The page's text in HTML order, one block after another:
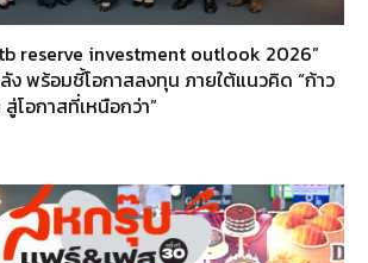
reserve investment outlook 2026”
ง พร้อมชี้โอกาสลงทุน ภายใต้แนวคิด “ก้าว
โอกาสที่เหนือกว่า”